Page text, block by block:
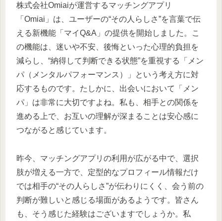
株式会社Omiaiが運営するマッチングアプリ
「Omiai」は、ユーザーの“その人らしさ”を言葉で伝
える新機能「マイQ&A」の提供を開始しました。こ
の機能は、迷いや不安、後悔といった心理的負担を
減らし、“納得して判断できる状態”を重視する「メン
パ（メンタルパフォーマンス）」という考え方に対
応するものです。たしかに、出会いにおいて「メン
パ」は非常に大切ですよね。私も、相手との関係を
進める上で、お互いの理解が深まることは安心感に
つながると感じています。
昨今、マッチングアプリの利用が広がる中で、選択
肢が増える一方で、定型的なプロフィール情報だけ
では相手の“その人らしさ”が伝わりにくく、会う前の
判断が難しいと感じる場面があるようです。皆さん
も、そう感じた経験はございますでしょうか。私